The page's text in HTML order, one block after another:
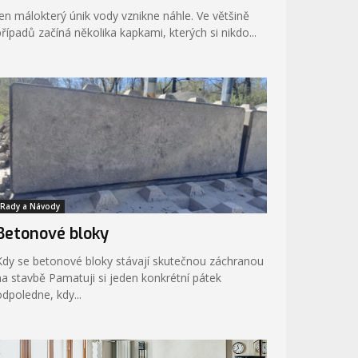
málokterý únik vody vznikne náhle. Ve většině
začíná několika kapkami, kterých si nikdo...
Rady a Návody
bloky
se betonové bloky stávají skutečnou záchranou
Pamatuji si jeden konkrétní pátek
kdy...